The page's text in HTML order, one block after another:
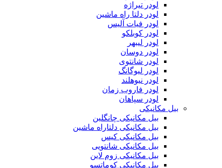
لودر تیراژه
لودر دلتا راه ماشین
لودر فیات آلیس
لودر کوبلکو
لودر لیبهر
لودر دوسان
لودر شانتوی
لودر لیوگانگ
لودر نیوهلند
لودر فاروب زمان
لودر سپاهان
بیل مکانیکی
بیل مکانیکی چانگلین
بیل مکانیکی دلتاراه ماشین
بیل مکانیکی کیس
بیل مکانیکی شانتویی
بیل مکانیکی زوم لاین
بیل مکانیکی کوماتسو